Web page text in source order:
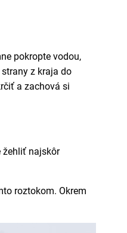
pokropte vodou,
z kraja do
a zachová si
žehliť najskôr
roztokom. Okrem